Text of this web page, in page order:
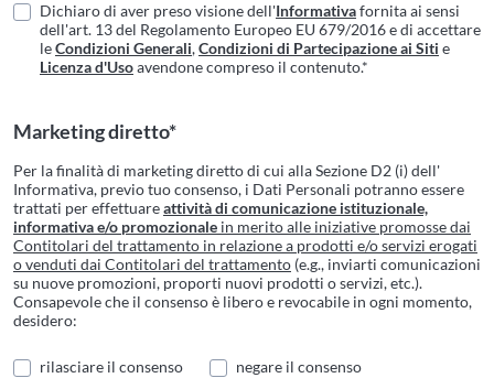
Dichiaro di aver preso visione dell'Informativafornita ai sensi
dell'art. 13 del Regolamento Europeo EU 679/2016 e di accettare
leCondizioni Generali,Condizioni di Partecipazione ai Siti e
Licenza d'Usoavendone compreso il contenuto.*
Marketing diretto*
Per la finalità di marketing diretto di cui alla Sezione D2 (i) dell'
Informativa, previo tuo consenso, i Dati Personali potranno essere
trattati per effettuareattività di comunicazione istituzionale,
informativa e/o promozionale in merito alle iniziative promosse dai
Contitolari del trattamento in relazione a prodotti e/o servizi erogati
o venduti dai Contitolari del trattamento (e.g., inviarti comunicazioni
su nuove promozioni, proporti nuovi prodotti o servizi, etc.).
Consapevole che il consenso è libero e revocabile in ogni momento,
desidero:
rilasciare il consenso negare il consenso